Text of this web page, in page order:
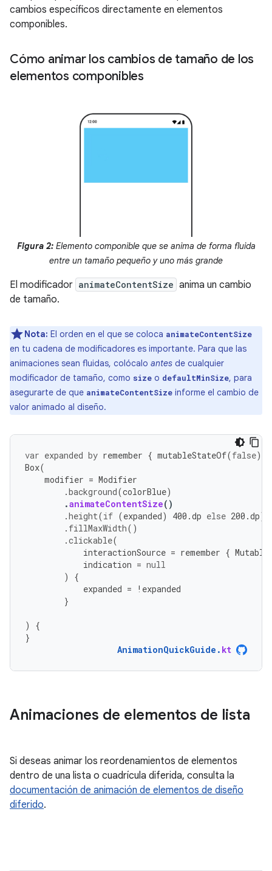
cambios específicos directamente en elementos
componibles.
Cómo animar los cambios de tamaño de los
elementos componibles
Figura 2:Elemento componible que se anima de forma fluida
entre un tamaño pequeño y uno más grande
El modificador animateContentSize anima un cambio
de tamaño.
Nota: El orden en el que se coloca animateContentSize
en tu cadena de modificadores es importante. Para que las
animaciones sean fluidas, colócalo antes de cualquier
modificador de tamaño, como size o defaultMinSize, para
asegurarte de que animateContentSize informe el cambio de
valor animado al diseño.
var expanded by remember { mutableStateOf(false)
Box(
modifier = Modifier
.background(colorBlue)
.animateContentSize()
.height(if (expanded) 400.dp else 200.dp)
. fillMaxWidth()
.clickable(
interactionSource = remember {
indication = null
)
{
expanded = ! expanded
}
)
{
}
AnimationQuickGuide . kt
Animaciones de elementos de lista
Si deseas animar los reordenamientos de elementos
dentro de una lista o cuadrícula diferida, consulta la
documentación de animación de elementos de diseño
diferido.